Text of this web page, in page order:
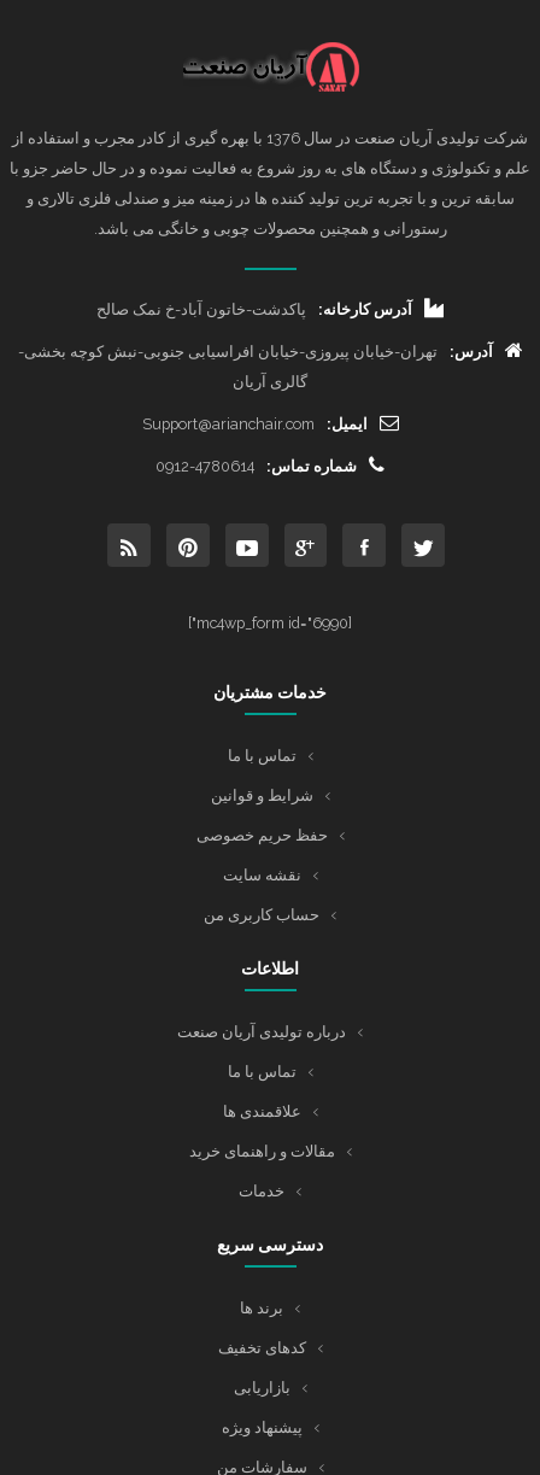
شرکت تولیدی آریان صنعت در سال 1376 با بهره گیری از کادر مجرب و استفاده از
علم و تکنولوژی و دستگاه های به روز شروع به فعالیت نموده و در حال حاضر جزو با
سابقه ترین و با تجربه ترین تولید کننده ها در زمینه میز و صندلی فلزی تالاری و
رستورانی و همچنین محصولات چوبی و خانگی می باشد.
آدرس کارخانه: پاکدشت-خاتون آباد-خ نمک صالح
آدرس:
تهران-خیابان پیروزی-خیابان افراسیابی جنوبی-نبش کوچه بخشی-
گالری آریان
ایمیل: Support@arianchair.com
شماره تماس: 0912-4780614
[mc4wp_form id="6990"]
خدمات مشتریان
تماس با ما
شرایط و قوانین
حفظ حریم خصوصی
نقشه سایت
حساب کاربری من
اطلاعات
درباره تولیدی آریان صنعت
تماس با ما
علاقمندی ها
مقالات و راهنمای خرید
خدمات
دسترسی سریع
برند ها
کدهای تخفیف
بازاریابی
پیشنهاد ویژه
سفارشات من